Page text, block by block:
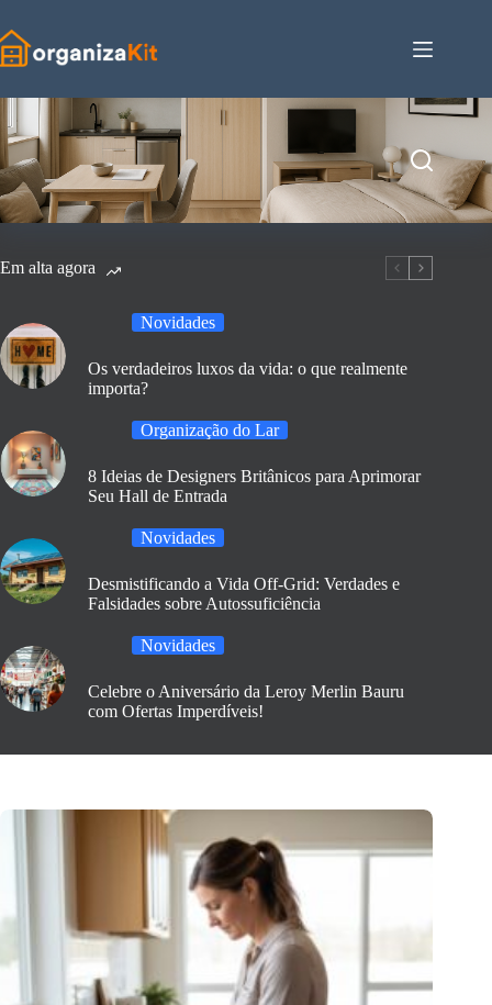
para
o
conteúdo
Em alta agora
Novidades
Os verdadeiros luxos da vida: o que realmente
importa?
Organização do Lar
8 Ideias de Designers Britânicos para Aprimorar
Seu Hall de Entrada
Novidades
Desmistificando a Vida Off-Grid: Verdades e
Falsidades sobre Autossuficiência
Novidades
Celebre o Aniversário da Leroy Merlin Bauru
com Ofertas Imperdíveis!